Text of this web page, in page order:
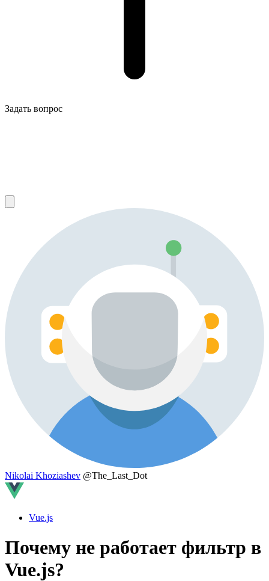
Задать вопрос
Nikolai Khoziashev @The_Last_Dot
Vue.js
Почему не работает фильтр в
Vue.js?